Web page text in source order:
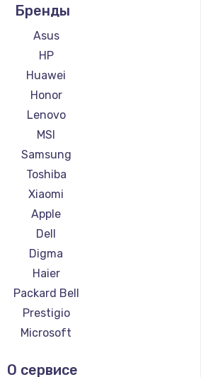
ноутбуков Aquarius
ноутбуков Gigabyte
ноутбуков Aorus
ноутбуков Maibenben
ноутбуков Getac
ноутбуков Epson
ноутбуков Philips
ноутбуков LG
ноутбуков Panasonic
ноутбуков Irbis
ноутбуков Thunderobot
ноутбуков Hasee
ноутбуков ZTE
ноутбуков Hiper
ноутбуков Evga
ноутбуков Google
ноутбуков Echips
ноутбуков Predator
Бренды
Asus
HP
Huawei
Honor
Lenovo
MSI
Samsung
Toshiba
Xiaomi
Apple
Dell
Digma
Haier
Packard Bell
Prestigio
Microsoft
Aquarius
О сервисе